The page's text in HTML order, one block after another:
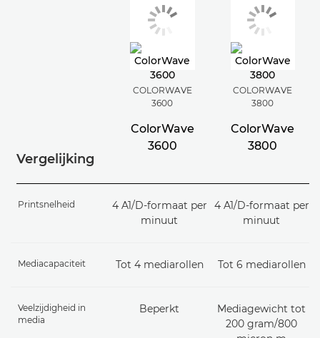
Vergelijking
COLORWAVE
3600
ColorWave
3600
COLORWAVE
3800
ColorWave
3800
Printsnelheid
4 A1/D-formaat per
minuut
4 A1/D-formaat per
minuut
Mediacapaciteit Tot 4 mediarollen Tot 6 mediarollen
Veelzijdigheid in
media
Beperkt
Mediagewicht tot
200 gram/800